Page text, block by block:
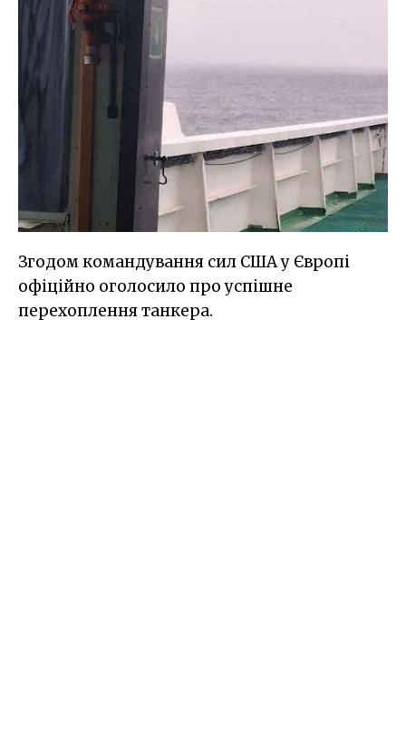
Згодом командування сил США у Європі
офіційно оголосило про успішне
перехоплення танкера.